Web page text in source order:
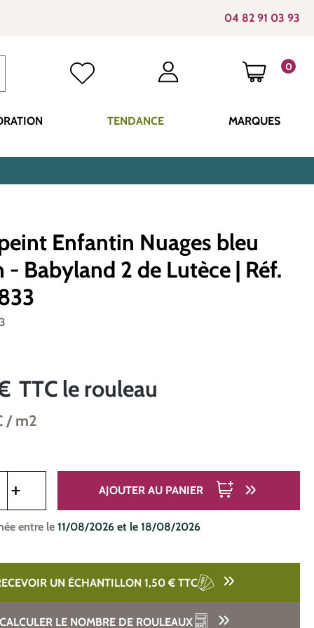
04 82 91 03 93
0
LE
TENDANCE MARQUES
Enfantin Nuages bleu
Babyland 2 de Lutèce | Réf.
TTC le rouleau
/ m2
AJOUTER AU PANIER
entre le 11/08/2026 et le 18/08/2026
UN ÉCHANTILLON 1,50 € TTC
LE NOMBRE DE ROULEAUX